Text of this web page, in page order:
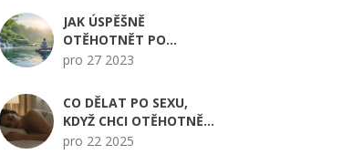
JAK ÚSPĚŠNĚ
OTĚHOTNĚT PO
PORODU: TIPY A RADY
pro 27 2023
CO DĚLAT PO SEXU,
KDYŽ CHCI OTĚHOTNĚT:
PRAKTICKÉ KROKY PRO
pro 22 2025